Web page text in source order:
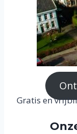
Gratis en